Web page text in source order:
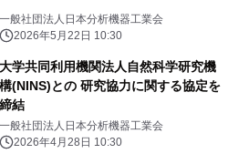
一般社団法人日本分析機器工業会
2026年5月22日 10:30
大学共同利用機関法人自然科学研究機
構(NINS)との 研究協力に関する協定を
締結
一般社団法人日本分析機器工業会
2026年4月28日 10:30